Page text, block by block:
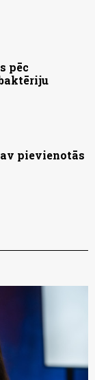
pēc
pievienotās